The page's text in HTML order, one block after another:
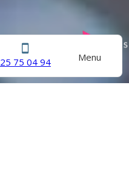
25 75 04 94 Menu